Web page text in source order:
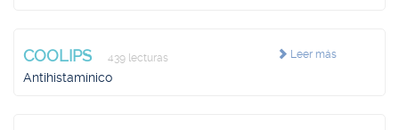
Leer más
COOLIPS 439 lecturas
Antihistamínico